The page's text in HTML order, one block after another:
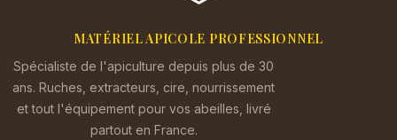
MATÉRIEL APICOLE PROFESSIONNEL
Spécialiste de l'apiculture depuis plus de 30
ans. Ruches, extracteurs, cire, nourrissement
et tout l'équipement pour vos abeilles, livré
partout en France.